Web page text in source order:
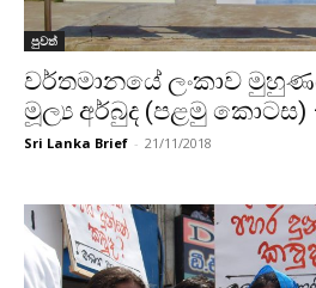
පුවත්
වර්තමානයේ ලංකාව
මූල්‍ය අර්බුද (පළමු
Sri Lanka Brief - 21/11/2018